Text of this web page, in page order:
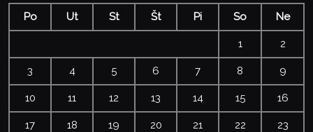
Po Ut St Št Pi So Ne
1 2
3 4 5 6 7 8 9
10 11 12 13 14 15 16
17 18 19 20 21 22 23